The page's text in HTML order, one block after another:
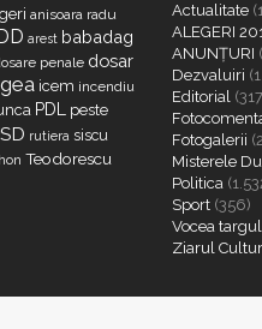
anisoara radu
arest babadag
penale dosar
icem incendiu
PDL peste
rutiera siscu
Teodorescu
Actualitate
ALEGERI
ANUNȚURI
Dezvaluiri
Editorial
Fotogalerii
Misterele
Politica
Sport (356)
Vocea
Ziarul